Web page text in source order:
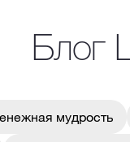
Блог
мудрость